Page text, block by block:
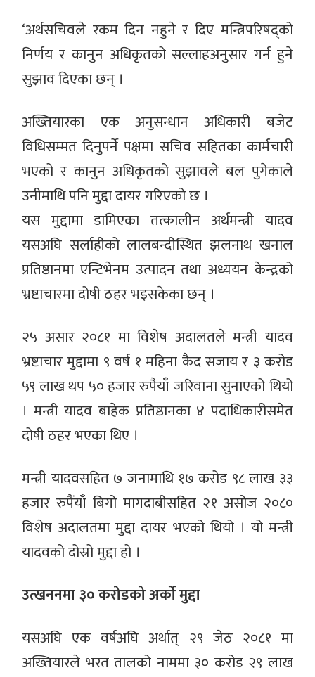
‘अर्थसचिवले रकम दिन नहुने र दिए मन्त्रिपरिषद्को
निर्णय र कानुन अधिकृतको सल्लाहअनुसार गर्न हुने
सुझाव दिएका छन् ।
अख्तियारका एक अनुसन्धान अधिकारी बजेट
विधिसम्मत दिनुपर्ने पक्षमा सचिव सहितका कार्मचारी
भएको र कानुन अधिकृतको सुझावले बल पुगेकाले
उनीमाथि पनि मुद्दा दायर गरिएको छ ।
यस मुद्दामा डामिएका तत्कालीन अर्थमन्त्री यादव
यसअघि सर्लाहीको लालबन्दीस्थित झलनाथ खनाल
प्रतिष्ठानमा एन्टिभेनम उत्पादन तथा अध्ययन केन्द्रको
भ्रष्टाचारमा दोषी ठहर भइसकेका छन् ।
२५ असार २०८१ मा विशेष अदालतले मन्त्री यादव
भ्रष्टाचार मुद्दामा ९ वर्ष १ महिना कैद सजाय र ३ करोड
५९ लाख थप ५० हजार रुपैयाँ जरिवाना सुनाएको थियो
। मन्त्री यादव बाहेक प्रतिष्ठानका ४ पदाधिकारीसमेत
दोषी ठहर भएका थिए ।
मन्त्री यादवसहित ७ जनामाथि १७ करोड ९८ लाख ३३
हजार रुपैंयाँ बिगो मागदाबीसहित २१ असोज २०८०
विशेष अदालतमा मुद्दा दायर भएको थियो । यो मन्त्री
यादवको दोस्रो मुद्दा हो ।
उत्खननमा ३० करोडको अर्को मुद्दा
यसअघि एक वर्षअघि अर्थात् २९ जेठ २०८१ मा
अख्तियारले भरत तालको नाममा ३० करोड २९ लाख